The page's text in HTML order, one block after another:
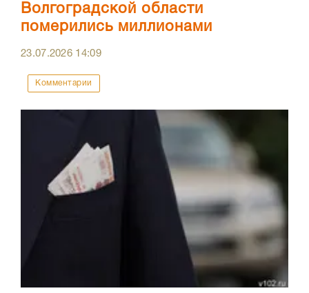
Волгоградской области
померились миллионами
23.07.2026 14:09
Комментарии